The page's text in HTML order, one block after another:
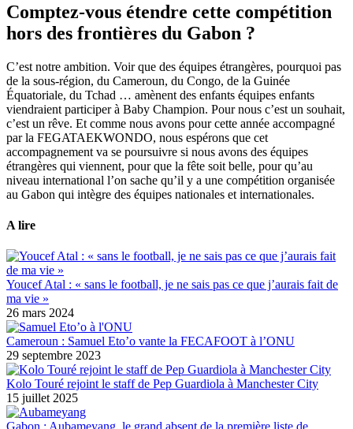
Comptez-vous étendre cette compétition
hors des frontières du Gabon ?
C’est notre ambition. Voir que des équipes étrangères, pourquoi pas
de la sous-région, du Cameroun, du Congo, de la Guinée
Équatoriale, du Tchad … amènent des enfants équipes enfants
viendraient participer à Baby Champion. Pour nous c’est un souhait,
c’est un rêve. Et comme nous avons pour cette année accompagné
par la FEGATAEKWONDO, nous espérons que cet
accompagnement va se poursuivre si nous avons des équipes
étrangères qui viennent, pour que la fête soit belle, pour qu’au
niveau international l’on sache qu’il y a une compétition organisée
au Gabon qui intègre des équipes nationales et internationales.
A lire
Youcef Atal : « sans le football, je ne sais pas ce que j’aurais fait de
ma vie »
26 mars 2024
Cameroun : Samuel Eto’o vante la FECAFOOT à l’ONU
29 septembre 2023
Kolo Touré rejoint le staff de Pep Guardiola à Manchester City
15 juillet 2025
Gabon : Aubameyang, le grand absent de la première liste de